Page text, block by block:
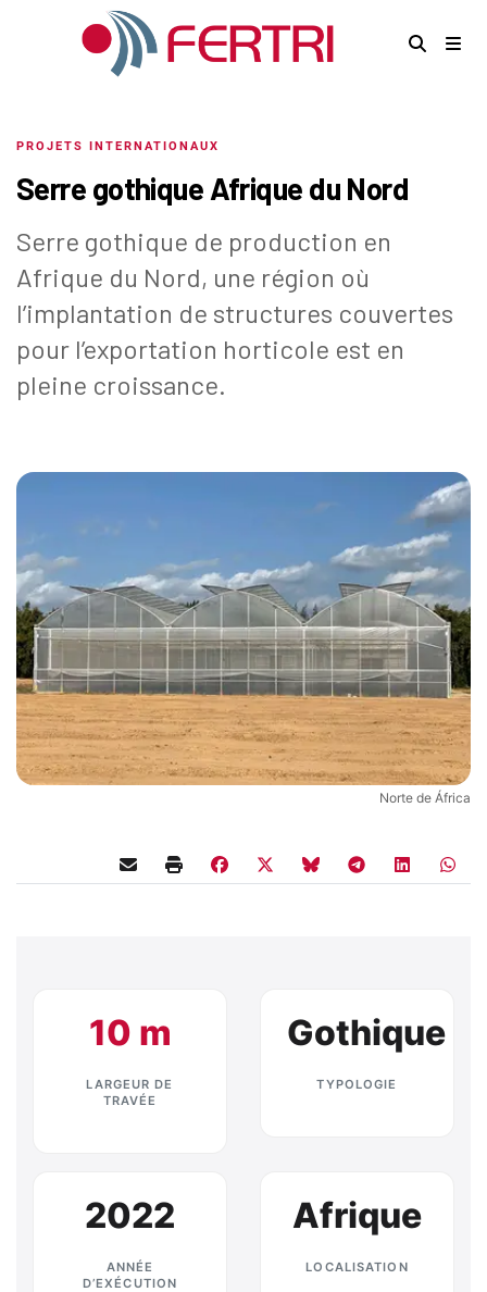
PROJETS INTERNATIONAUX
Serre gothique Afrique du Nord
Serre gothique de production en
Afrique du Nord, une région où
l’implantation de structures couvertes
pour l’exportation horticole est en
pleine croissance.
Norte de África
10 m
LARGEUR DE
TRAVÉE
Gothique
TYPOLOGIE
2022
ANNÉE
D’EXÉCUTION
Afrique
LOCALISATION